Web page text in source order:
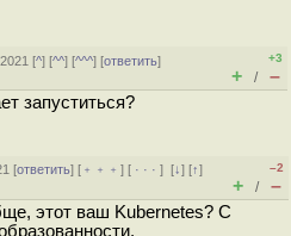
[^] [^^] [^^^] [ответить]
+3
+ / –
запуститься?
[ответить] [ ﹢﹢﹢] [ · · ·][↓] [↑]
–2
+ / –
этот ваш Kubernetes? С